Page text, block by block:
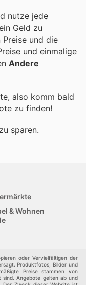
nutze jede
Geld zu
und die
und einmalige
Andere
also komm bald
zu finden!
sparen.
& Wohnen
oder Vervielfältigen der
Produktfotos, Bilder und
Preise stammen von
sind. Angebote gelten ab und